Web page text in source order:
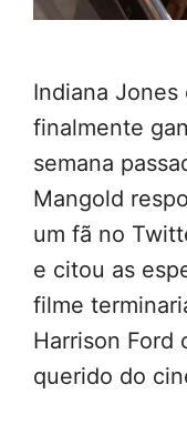
Indiana Jones
finalmente
semana
Mangold
um fã no
e citou as
filme
Harrison Ford
querido do